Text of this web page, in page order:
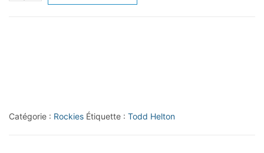
Catégorie : Rockies Étiquette : Todd Helton